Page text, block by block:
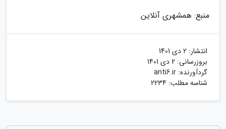
منبع: همشهری آنلاین
انتشار: 2 دی 1401
بروزرسانی: 2 دی 1401
گردآورنده: anti6.ir
شناسه مطلب: 2234